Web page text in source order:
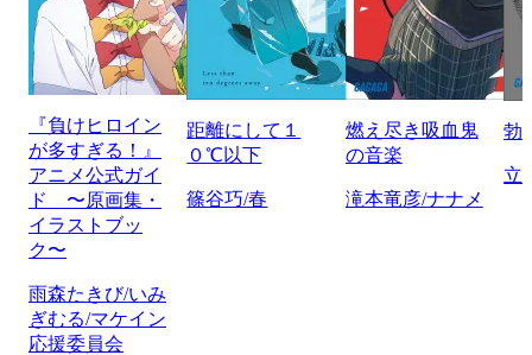
『負けヒロイン
が多すぎる！』
アニメ公式ガイ
ド 〜原画集・
イラストブッ
ク〜
雨森たきび/いみ
ぎむる/マケイン
応援委員会
距離にして１
０℃以下
篠谷巧/春
燃え尽き吸血鬼
の音楽
滝本竜彦/ナナメ
勃
立